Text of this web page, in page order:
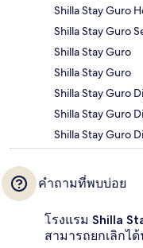
Shilla Stay Guro
Shilla Stay Guro
Shilla Stay Guro
Shilla Stay Guro
Shilla Stay Guro
Shilla Stay Guro
Shilla Stay Guro
คำถามที่พบบ่อย
โรงแรม Shilla
สามารถยกเลิกไ